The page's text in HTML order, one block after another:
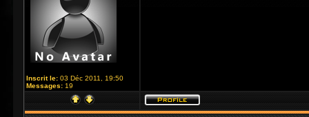
Inscrit le: 03 Déc 2011, 19:50
Messages: 19